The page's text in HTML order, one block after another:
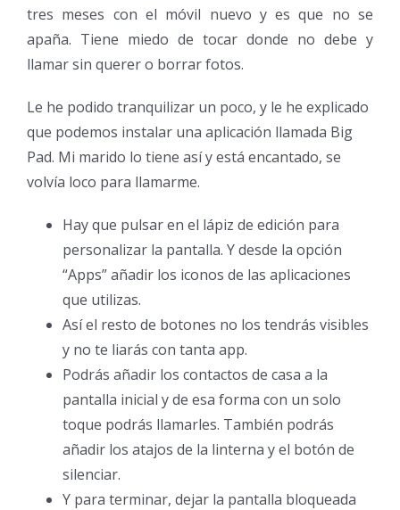
tres meses con el móvil nuevo y es que no se
apaña. Tiene miedo de tocar donde no debe y
llamar sin querer o borrar fotos.
Le he podido tranquilizar un poco, y le he explicado
que podemos instalar una aplicación llamada Big
Pad. Mi marido lo tiene así y está encantado, se
volvía loco para llamarme.
Hay que pulsar en el lápiz de edición para
personalizar la pantalla. Y desde la opción
“Apps” añadir los iconos de las aplicaciones
que utilizas.
Así el resto de botones no los tendrás visibles
y no te liarás con tanta app.
Podrás añadir los contactos de casa a la
pantalla inicial y de esa forma con un solo
toque podrás llamarles. También podrás
añadir los atajos de la linterna y el botón de
silenciar.
Y para terminar, dejar la pantalla bloqueada